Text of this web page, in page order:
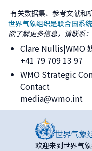
有关数据集、参考文献和
世界气象组织是联合国系
欲了解更多信息，请联系：
Clare Nullis WMO
+41 79 709 13 97
WMO Strategic
Contact
media@wmo.int
欢迎来到世界气